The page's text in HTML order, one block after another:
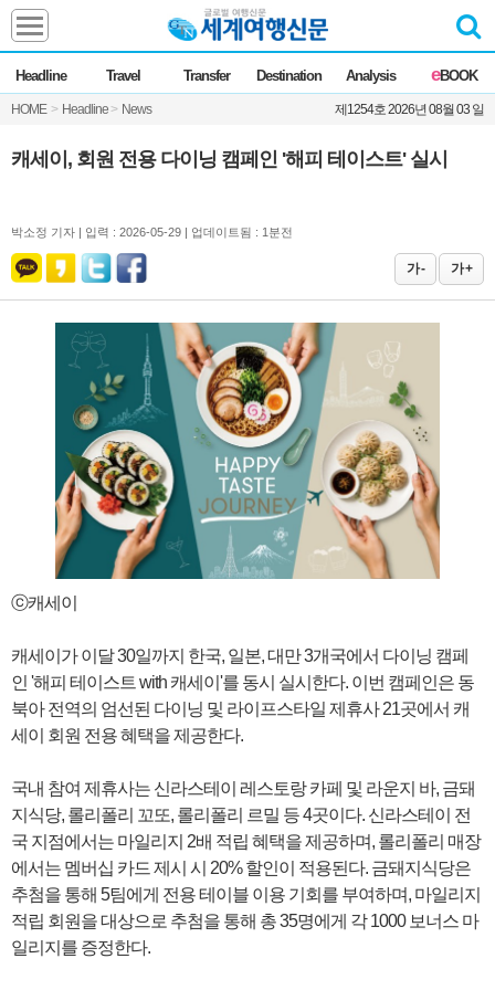
Headline Travel Transfer Destination Analysis eBOOK
HOME > Headline > News 제1254호 2026년 08월 03 일
Headline
전체 News
Commentary Opinion
Focus Marketing
Destination
캐세이, 회원 전용 다이닝 캠페인 '해피 테이스트' 실시
박소정 기자 | 입력 : 2026-05-29 | 업데이트됨 : 1분전
가 - 가 +
ⓒ캐세이
캐세이가 이달 30일까지 한국, 일본, 대만 3개국에서 다이닝 캠페
인 '해피 테이스트 with 캐세이'를 동시 실시한다. 이번 캠페인은 동
북아 전역의 엄선된 다이닝 및 라이프스타일 제휴사 21곳에서 캐
세이 회원 전용 혜택을 제공한다.
국내 참여 제휴사는 신라스테이 레스토랑 카페 및 라운지 바, 금돼
지식당, 롤리폴리 꼬또, 롤리폴리 르밀 등 4곳이다. 신라스테이 전
국 지점에서는 마일리지 2배 적립 혜택을 제공하며, 롤리폴리 매장
에서는 멤버십 카드 제시 시 20% 할인이 적용된다. 금돼지식당은
추첨을 통해 5팀에게 전용 테이블 이용 기회를 부여하며, 마일리지
적립 회원을 대상으로 추첨을 통해 총 35명에게 각 1000 보너스 마
일리지를 증정한다.